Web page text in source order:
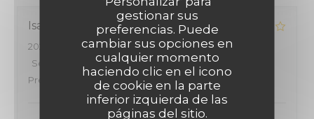
gestionar sus
preferencias. Puede
cambiar sus opciones en
cualquier momento
haciendo clic en el icono
de cookie en la parte
inferior izquierda de las
páginas del sitio.
Isabelle
2026-08-01
- 19:00 - Invitados 2
Servicio
Ambiente:4 /5 Menú:4 /5 Calidad /
Precio